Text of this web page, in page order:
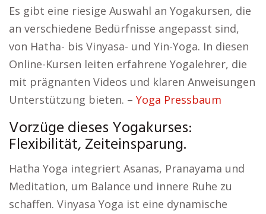
Es gibt eine riesige Auswahl an Yogakursen, die
an verschiedene Bedürfnisse angepasst sind,
von Hatha- bis Vinyasa- und Yin-Yoga. In diesen
Online-Kursen leiten erfahrene Yogalehrer, die
mit prägnanten Videos und klaren Anweisungen
Unterstützung bieten. – Yoga Pressbaum
Vorzüge dieses Yogakurses:
Flexibilität, Zeiteinsparung.
Hatha Yoga integriert Asanas, Pranayama und
Meditation, um Balance und innere Ruhe zu
schaffen. Vinyasa Yoga ist eine dynamische